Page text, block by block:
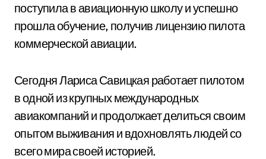
поступила в авиационную школу и успешно
прошла обучение, получив лицензию пилота
коммерческой авиации.
Сегодня Лариса Савицкая работает пилотом
в одной из крупных международных
авиакомпаний и продолжает делиться своим
опытом выживания и вдохновлять людей со
всего мира своей историей.